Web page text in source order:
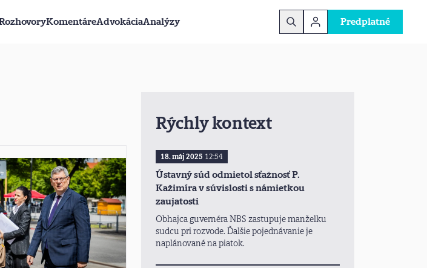
KomentáreAdvokáciaAnalýzy Predplatné
Rýchly kontext
18. máj 2025 12:54
Ústavný súd odmietol sťažnosť P.
Kažimíra v súvislosti s námietkou
zaujatosti
Obhajca guvernéra NBS zastupuje manželku
sudcu pri rozvode. Ďalšie pojednávanie je
naplánované na piatok.